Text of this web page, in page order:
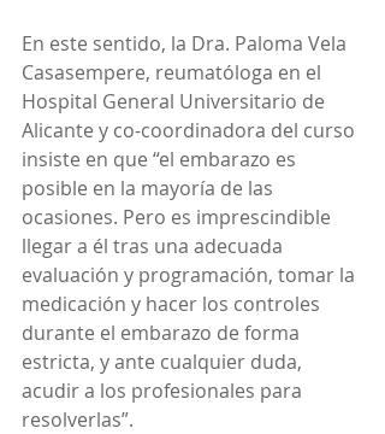
En este sentido, la Dra. Paloma Vela
Casasempere, reumatóloga en el
Hospital General Universitario de
Alicante y co-coordinadora del curso
insiste en que “el embarazo es
posible en la mayoría de las
ocasiones. Pero es imprescindible
llegar a él tras una adecuada
evaluación y programación, tomar la
medicación y hacer los controles
durante el embarazo de forma
estricta, y ante cualquier duda,
acudir a los profesionales para
resolverlas”.